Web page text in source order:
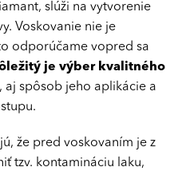
slúži na vytvorenie
Voskovanie nie je
odporúčame vopred sa
je výber kvalitného
aj spôsob jeho aplikácie a
že pred voskovaním je z
tzv. kontamináciu laku,